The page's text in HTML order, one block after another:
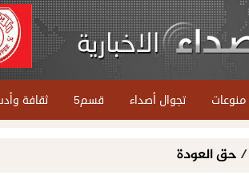
منوعات تجوال أصداء قسم5 ثقافة
/ حق العودة